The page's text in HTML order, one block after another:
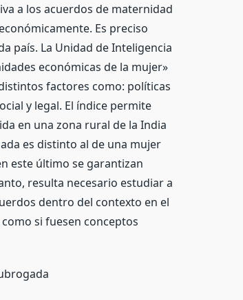
a los acuerdos de maternidad
Es preciso
país. La Unidad de Inteligencia
económicas de la mujer»
factores como: políticas
y legal. El índice permite
en una zona rural de la India
es distinto al de una mujer
este último se garantizan
resulta necesario estudiar a
dentro del contexto en el
si fuesen conceptos